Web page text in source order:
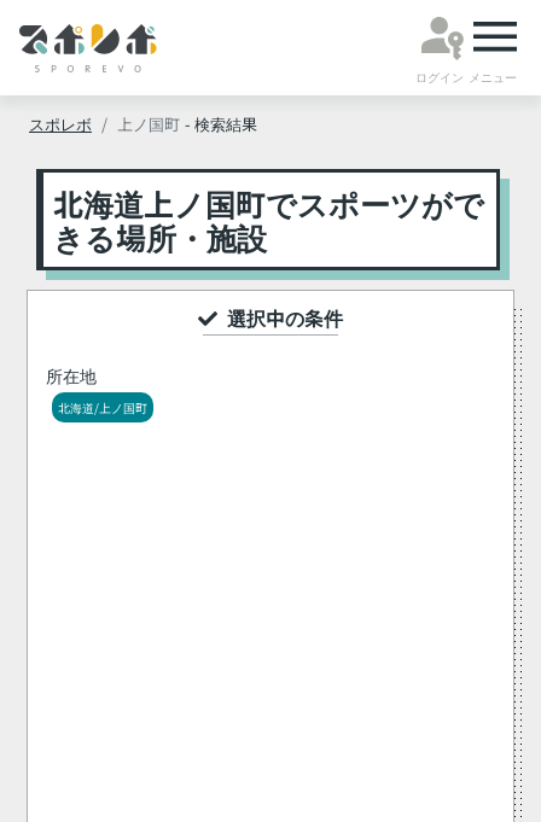
ログイン メニュー
スポレボ 上ノ国町 - 検索結果
北海道上ノ国町でスポーツがで
きる場所・施設
選択中の条件
所在地
北海道/上ノ国町